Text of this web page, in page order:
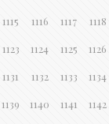
1115 1116 1117 1118
1123 1124 1125 1126
1131 1132 1133 1134
1139 1140 1141 1142